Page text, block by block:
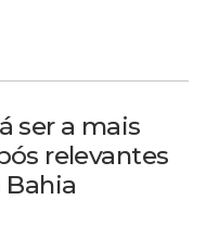
ser a mais
relevantes